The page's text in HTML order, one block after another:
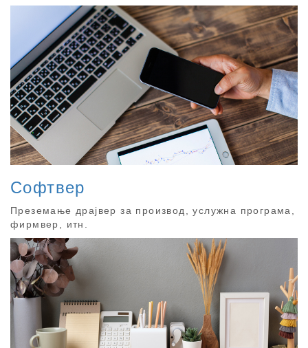
Софтвер
Преземање драјвер за производ, услужна програма,
фирмвер, итн.